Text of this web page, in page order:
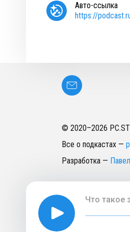
Авто-ссылка
https://
© 2020–2026 PC.ST
Все о подкастах —
Разработка —
Что такое